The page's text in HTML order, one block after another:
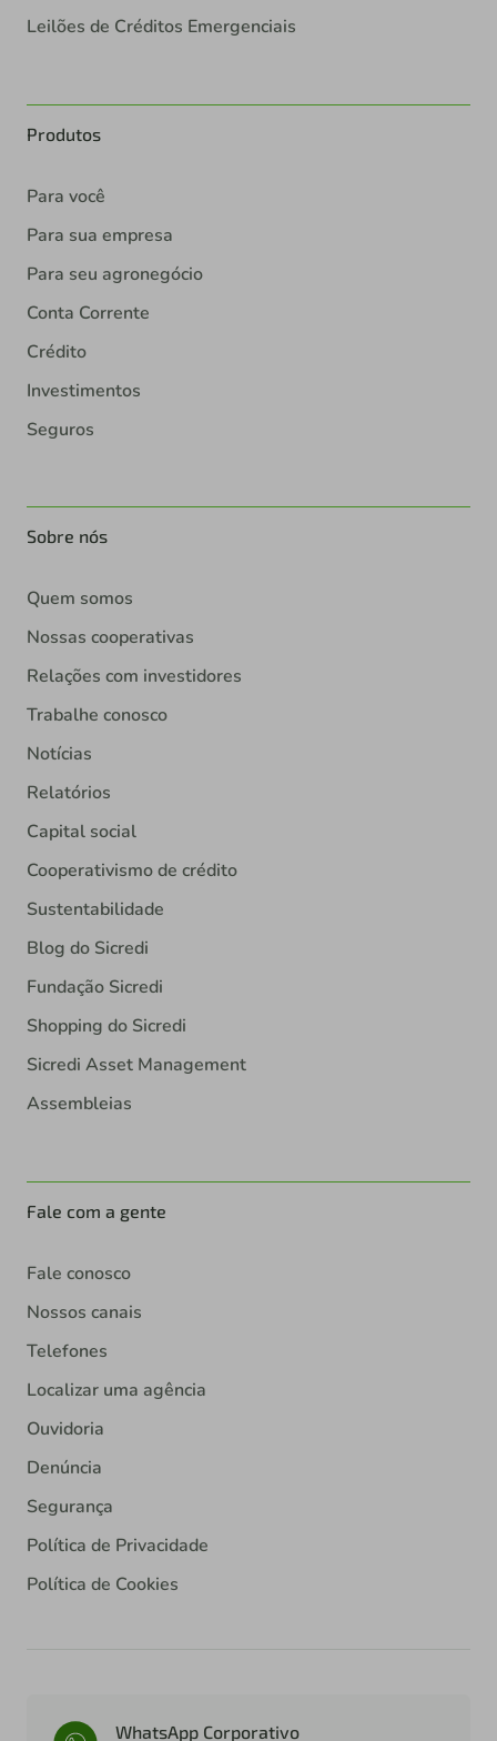
Leilões de Créditos Emergenciais
Produtos
Para você
Para sua empresa
Para seu agronegócio
Conta Corrente
Crédito
Investimentos
Seguros
Sobre nós
Quem somos
Nossas cooperativas
Relações com investidores
Trabalhe conosco
Notícias
Relatórios
Capital social
Cooperativismo de crédito
Sustentabilidade
Blog do Sicredi
Fundação Sicredi
Shopping do Sicredi
Sicredi Asset Management
Assembleias
Fale com a gente
Fale conosco
Nossos canais
Telefones
Localizar uma agência
Ouvidoria
Denúncia
Segurança
Política de Privacidade
Política de Cookies
WhatsApp Corporativo